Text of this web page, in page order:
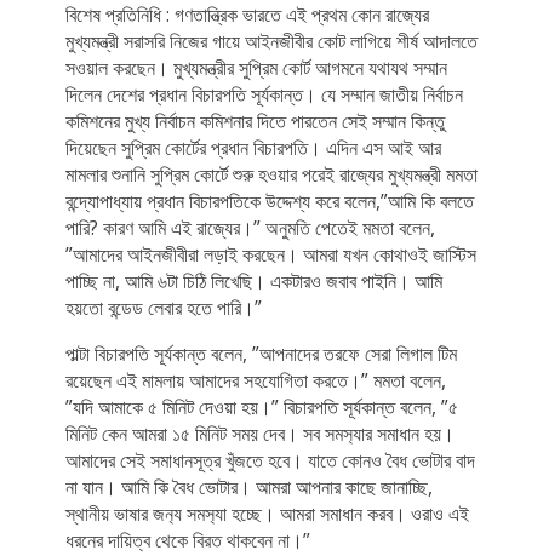
বিশেষ প্রতিনিধি : গণতান্ত্রিক ভারতে এই প্রথম কোন রাজ্যের
মুখ্যমন্ত্রী সরাসরি নিজের গায়ে আইনজীবীর কোট লাগিয়ে শীর্ষ আদালতে
সওয়াল করছেন। মুখ্যমন্ত্রীর সুপ্রিম কোর্ট আগমনে যথাযথ সম্মান
দিলেন দেশের প্রধান বিচারপতি সূর্যকান্ত। যে সম্মান জাতীয় নির্বাচন
কমিশনের মুখ্য নির্বাচন কমিশনার দিতে পারতেন সেই সম্মান কিন্তু
দিয়েছেন সুপ্রিম কোর্টের প্রধান বিচারপতি। এদিন এস আই আর
মামলার শুনানি সুপ্রিম কোর্টে শুরু হওয়ার পরেই রাজ্যের মুখ্যমন্ত্রী মমতা
বন্দ্যোপাধ্যায় প্রধান বিচারপতিকে উদ্দেশ্য করে বলেন,”আমি কি বলতে
পারি? কারণ আমি এই রাজ্যের।” অনুমতি পেতেই মমতা বলেন,
”আমাদের আইনজীবীরা লড়াই করছেন। আমরা যখন কোথাওই জাস্টিস
পাচ্ছি না, আমি ৬টা চিঠি লিখেছি। একটারও জবাব পাইনি। আমি
হয়তো বন্ডেড লেবার হতে পারি।”
পাল্টা বিচারপতি সূর্যকান্ত বলেন, ”আপনাদের তরফে সেরা লিগাল টিম
রয়েছেন এই মামলায় আমাদের সহযোগিতা করতে।” মমতা বলেন,
”যদি আমাকে ৫ মিনিট দেওয়া হয়।” বিচারপতি সূর্যকান্ত বলেন, ”৫
মিনিট কেন আমরা ১৫ মিনিট সময় দেব। সব সমস‍্যার সমাধান হয়।
আমাদের সেই সমাধানসূত্র খুঁজতে হবে। যাতে কোনও বৈধ ভোটার বাদ
না যান। আমি কি বৈধ ভোটার। আমরা আপনার কাছে জানাচ্ছি,
স্থানীয় ভাষার জন‍্য সমস‍্যা হচ্ছে। আমরা সমাধান করব। ওরাও এই
ধরনের দায়িত্ব থেকে বিরত থাকবেন না।”